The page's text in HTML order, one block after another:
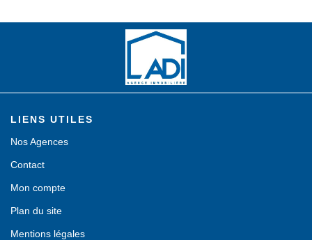
LIENS UTILES
Nos Agences
Contact
Mon compte
Plan du site
Mentions légales